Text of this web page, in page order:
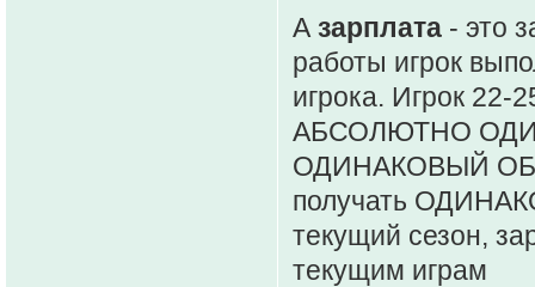
А зарплата - это
работы игрок
игрока. Игрок 22-
АБСОЛЮТНО
ОДИНАКОВЫЙ
получать
текущий сезон,
текущим играм